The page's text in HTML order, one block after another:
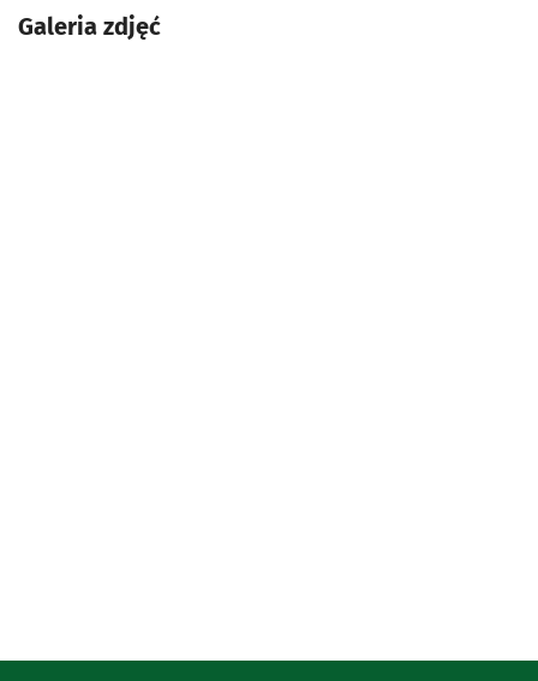
Galeria zdjęć